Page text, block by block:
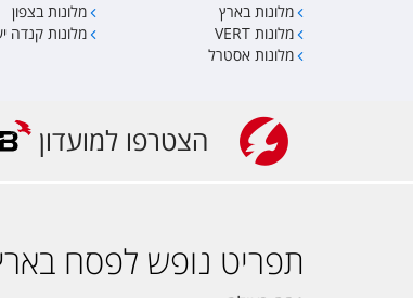
מלונות בארץ מלונות בצפון
מלונות VERT
מלונות קנדה
מלונות אסטרל
הצטרפו למועדון
תפריט נופש לפסח